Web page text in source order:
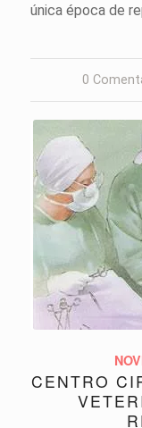
única época de
0 /
CENTRO